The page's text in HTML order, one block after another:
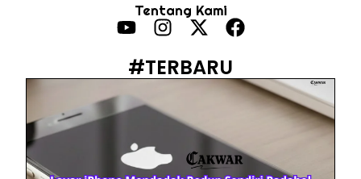
Prabowo Sebut ‘Londo Ireng’, Ray Rangkuti Desak DPR Bersikap, Ini Ulasan Politiknya
MAKI Soroti Penahanan Eks Jampidsus Febrie Adriansyah Tanpa Rompi Pink
Tentang Kami
#TERBARU